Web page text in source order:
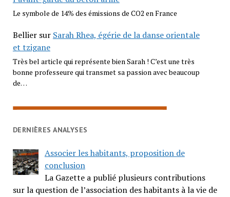
Le symbole de 14% des émissions de CO2 en France
Belliersur Sarah Rhea, égérie de la danse orientale
et tzigane
Très bel article qui représente bien Sarah ! C’est une très
bonne professeure qui transmet sa passion avec beaucoup
de…
DERNIÈRES ANALYSES
Associer les habitants, proposition de
conclusion
La Gazette a publié plusieurs contributions
sur la question de l’association des habitants à la vie de